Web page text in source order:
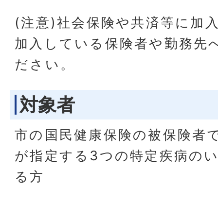
(注意)社会保険や共済等に加
加入している保険者や勤務先
ださい。
対象者
市の国民健康保険の被保険者
が指定する3つの特定疾病の
る方